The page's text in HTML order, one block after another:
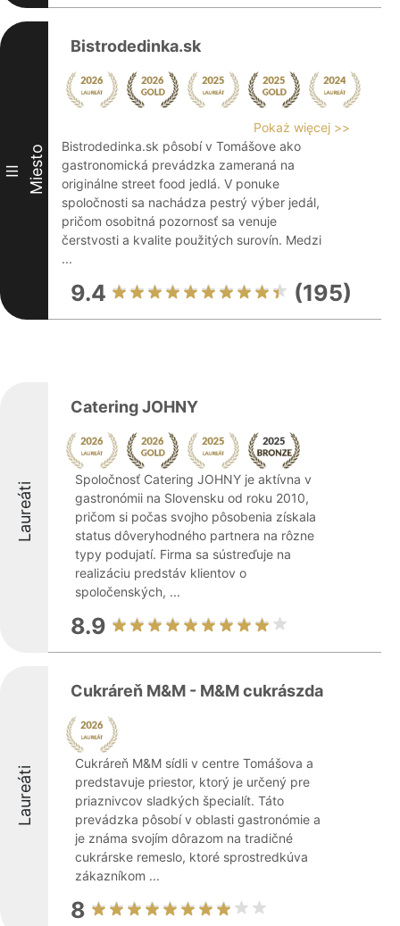
III Miesto
Bistrodedinka.sk
Pokaż więcej >>
Bistrodedinka.sk pôsobí v Tomášove ako
gastronomická prevádzka zameraná na
originálne street food jedlá. V ponuke
spoločnosti sa nachádza pestrý výber jedál,
pričom osobitná pozornosť sa venuje
čerstvosti a kvalite použitých surovín. Medzi
...
9.4 (195)
Laureáti
Catering JOHNY
Spoločnosť Catering JOHNY je aktívna v
gastronómii na Slovensku od roku 2010,
pričom si počas svojho pôsobenia získala
status dôveryhodného partnera na rôzne
typy podujatí. Firma sa sústreďuje na
realizáciu predstáv klientov o
spoločenských, ...
8.9
Laureáti
Cukráreň M&M - M&M cukrászda
Cukráreň M&M sídli v centre Tomášova a
predstavuje priestor, ktorý je určený pre
priaznivcov sladkých špecialít. Táto
prevádzka pôsobí v oblasti gastronómie a
je známa svojím dôrazom na tradičné
cukrárske remeslo, ktoré sprostredkúva
zákazníkom ...
8